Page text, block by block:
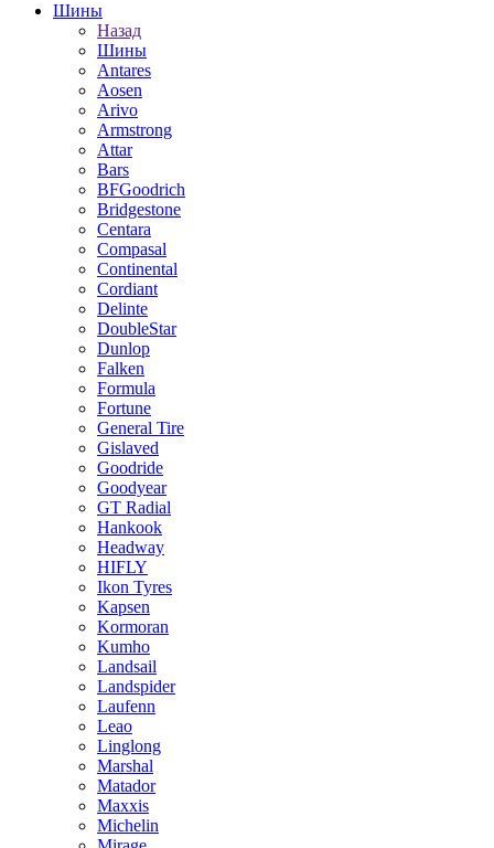
Шины
Назад
Шины
Antares
Aosen
Arivo
Armstrong
Attar
Bars
BFGoodrich
Bridgestone
Centara
Compasal
Continental
Cordiant
Delinte
DoubleStar
Dunlop
Falken
Formula
Fortune
General Tire
Gislaved
Goodride
Goodyear
GT Radial
Hankook
Headway
HIFLY
Ikon Tyres
Kapsen
Kormoran
Kumho
Landsail
Landspider
Laufenn
Leao
Linglong
Marshal
Matador
Maxxis
Michelin